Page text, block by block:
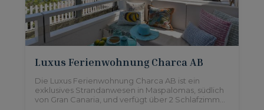
Luxus Ferienwohnung Charca AB
Die Luxus Ferienwohnung Charca AB ist ein
exklusives Strandanwesen in Maspalomas, südlich
von Gran Canaria, und verfügt über 2 Schlafzimmer